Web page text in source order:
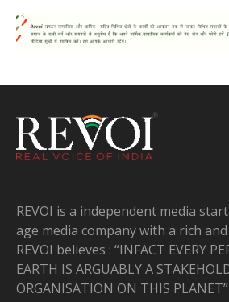
REVOI is a independent media
age media company with a rich
REVOI believes : “INFACT EVERY
EARTH IS ARGUABLY A
ORGANISATION ON THIS PLANET”